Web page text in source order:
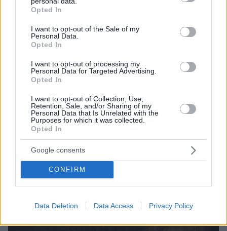
grant or deny consent to Google and its third-party tags to
use your data for below specified purposes in below Google
consent section.
Opted In
I want to opt-out of the Sale of my
Personal Data.
Opted In
I want to opt-out of processing my
Personal Data for Targeted Advertising.
Opted In
I want to opt-out of Collection, Use,
Retention, Sale, and/or Sharing of my
Personal Data that Is Unrelated with the
Purposes for which it was collected.
Opted In
Google consents
CONFIRM
Data Deletion Data Access Privacy Policy
Βίντεο: Μεθυσμένη σκότωσε νύφη λίγες ώρες
μετά τον γάμο της και στο τμήμα ζητούσε
κλαίγοντας τον πατέρα της